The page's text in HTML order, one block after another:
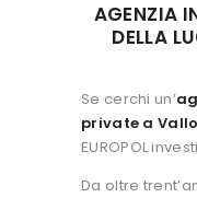
AGENZIA
DELLA
Se cerchi un’
private a
EUROPOL
Da oltre